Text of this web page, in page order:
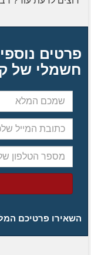
פרטים
חשמלי של
שמכם
המלא
כתובת
המייל
מספר
הטלפון
שלכם
השאירו פרטיכם